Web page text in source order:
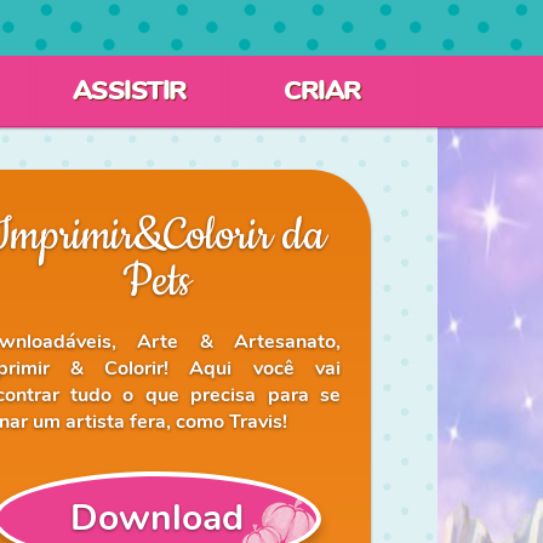
ASSISTIR CRIAR
da
Pets
Arte & Artesanato,
& Colorir! Aqui você vai
tudo o que precisa para se
um artista fera, como Travis!
Download